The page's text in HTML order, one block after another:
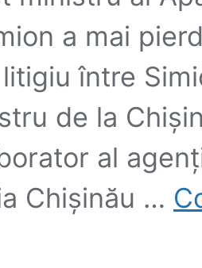
a mai
între
de la
al
Chișinău …